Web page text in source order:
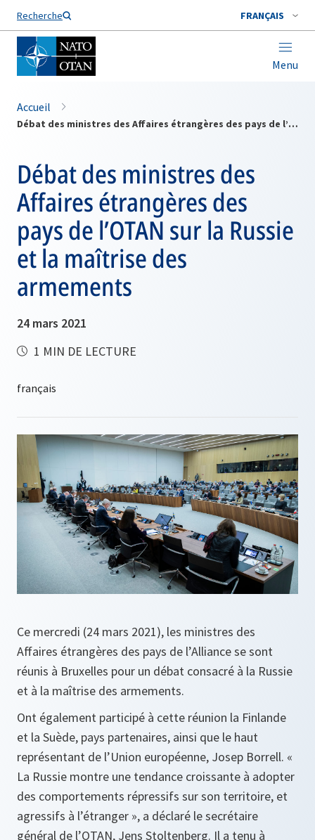
Recherche FRANÇAIS
Menu
Nom de famille*
Accueil
Débat des ministres des Affaires étrangères des pays de l’OTAN sur la Russie et la maîtrise des armements
Débat des ministres des
Affaires étrangères des
pays de l’OTAN sur la Russie
et la maîtrise des
armements
24 mars 2021
1 MIN DE LECTURE
Ce mercredi (24 mars 2021), les ministres des
Affaires étrangères des pays de l’Alliance se sont
réunis à Bruxelles pour un débat consacré à la Russie
et à la maîtrise des armements.
Ont également participé à cette réunion la Finlande
et la Suède, pays partenaires, ainsi que le haut
représentant de l’Union européenne, Josep Borrell. «
La Russie montre une tendance croissante à adopter
des comportements répressifs sur son territoire, et
agressifs à l’étranger », a déclaré le secrétaire
général de l’OTAN, Jens Stoltenberg. Il a tenu à